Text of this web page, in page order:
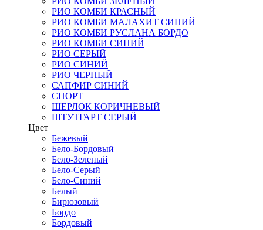
РИО КОМБИ КРАСНЫЙ
РИО КОМБИ МАЛАХИТ СИНИЙ
РИО КОМБИ РУСЛАНА БОРДО
РИО КОМБИ СИНИЙ
РИО СЕРЫЙ
РИО СИНИЙ
РИО ЧЕРНЫЙ
САПФИР СИНИЙ
СПОРТ
ШЕРЛОК КОРИЧНЕВЫЙ
ШТУТГАРТ СЕРЫЙ
Цвет
Бежевый
Бело-Бордовый
Бело-Зеленый
Бело-Серый
Бело-Синий
Белый
Бирюзовый
Бордо
Бордовый